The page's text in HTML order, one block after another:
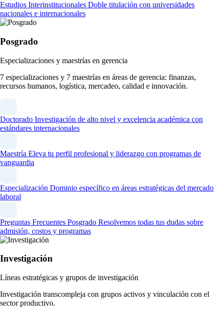
Estudios Interinstitucionales Doble titulación con universidades
nacionales e internacionales
Posgrado
Especializaciones y maestrías en gerencia
7 especializaciones y 7 maestrías en áreas de gerencia: finanzas,
recursos humanos, logística, mercadeo, calidad e innovación.
Doctorado Investigación de alto nivel y excelencia académica con
estándares internacionales
Maestría Eleva tu perfil profesional y liderazgo con programas de
vanguardia
Especialización Dominio específico en áreas estratégicas del mercado
laboral
Preguntas Frecuentes Posgrado Resolvemos todas tus dudas sobre
admisión, costos y programas
Investigación
Líneas estratégicas y grupos de investigación
Investigación transcompleja con grupos activos y vinculación con el
sector productivo.